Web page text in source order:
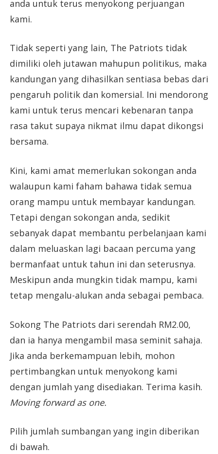
anda untuk terus menyokong perjuangan
kami.
Tidak seperti yang lain, The Patriots tidak
dimiliki oleh jutawan mahupun politikus, maka
kandungan yang dihasilkan sentiasa bebas dari
pengaruh politik dan komersial. Ini mendorong
kami untuk terus mencari kebenaran tanpa
rasa takut supaya nikmat ilmu dapat dikongsi
bersama.
Kini, kami amat memerlukan sokongan anda
walaupun kami faham bahawa tidak semua
orang mampu untuk membayar kandungan.
Tetapi dengan sokongan anda, sedikit
sebanyak dapat membantu perbelanjaan kami
dalam meluaskan lagi bacaan percuma yang
bermanfaat untuk tahun ini dan seterusnya.
Meskipun anda mungkin tidak mampu, kami
tetap mengalu-alukan anda sebagai pembaca.
Sokong The Patriots dari serendah RM2.00,
dan ia hanya mengambil masa seminit sahaja.
Jika anda berkemampuan lebih, mohon
pertimbangkan untuk menyokong kami
dengan jumlah yang disediakan. Terima kasih.
Moving forward as one.
Pilih jumlah sumbangan yang ingin diberikan
di bawah.